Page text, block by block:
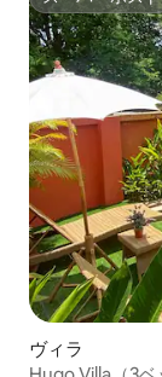
スーパーホスト
ヴィラ